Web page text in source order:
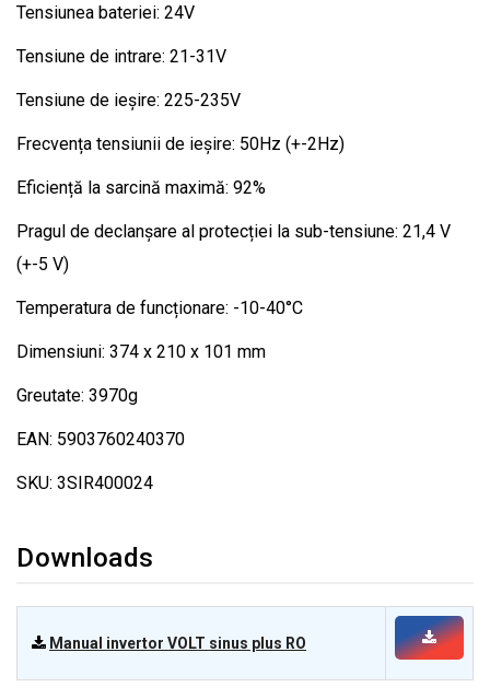
Tensiunea bateriei: 24V
Tensiune de intrare: 21-31V
Tensiune de ieșire: 225-235V
Frecvența tensiunii de ieșire: 50Hz (+-2Hz)
Eficiență la sarcină maximă: 92%
Pragul de declanșare al protecției la sub-tensiune: 21,4 V
(+-5 V)
Temperatura de funcționare: -10-40°C
Dimensiuni: 374 x 210 x 101 mm
Greutate: 3970g
EAN: 5903760240370
SKU: 3SIR400024
Downloads
Manual invertor VOLT sinus plus RO